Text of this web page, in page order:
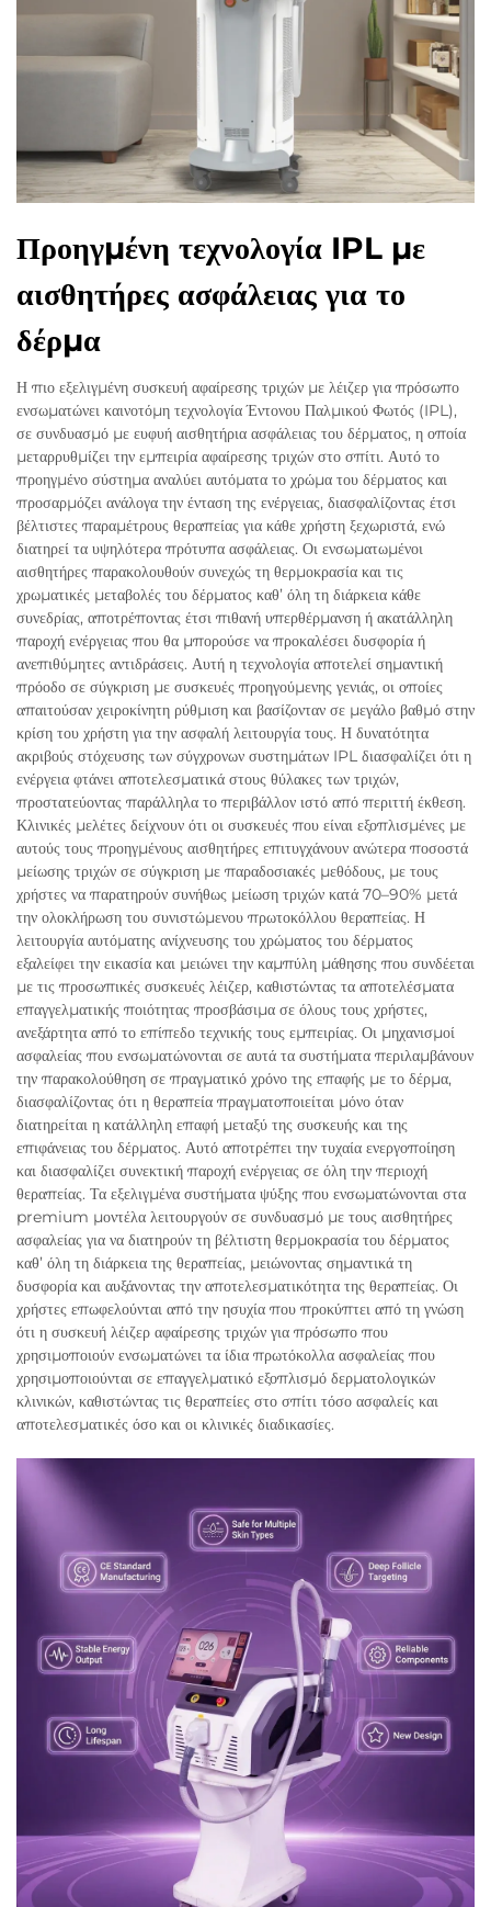
Προηγμένη τεχνολογία IPL με
αισθητήρες ασφάλειας για το
δέρμα
Η πιο εξελιγμένη συσκευή αφαίρεσης τριχών με λέιζερ για πρόσωπο
ενσωματώνει καινοτόμη τεχνολογία Έντονου Παλμικού Φωτός (IPL),
σε συνδυασμό με ευφυή αισθητήρια ασφάλειας του δέρματος, η οποία
μεταρρυθμίζει την εμπειρία αφαίρεσης τριχών στο σπίτι. Αυτό το
προηγμένο σύστημα αναλύει αυτόματα το χρώμα του δέρματος και
προσαρμόζει ανάλογα την ένταση της ενέργειας, διασφαλίζοντας έτσι
βέλτιστες παραμέτρους θεραπείας για κάθε χρήστη ξεχωριστά, ενώ
διατηρεί τα υψηλότερα πρότυπα ασφάλειας. Οι ενσωματωμένοι
αισθητήρες παρακολουθούν συνεχώς τη θερμοκρασία και τις
χρωματικές μεταβολές του δέρματος καθ’ όλη τη διάρκεια κάθε
συνεδρίας, αποτρέποντας έτσι πιθανή υπερθέρμανση ή ακατάλληλη
παροχή ενέργειας που θα μπορούσε να προκαλέσει δυσφορία ή
ανεπιθύμητες αντιδράσεις. Αυτή η τεχνολογία αποτελεί σημαντική
πρόοδο σε σύγκριση με συσκευές προηγούμενης γενιάς, οι οποίες
απαιτούσαν χειροκίνητη ρύθμιση και βασίζονταν σε μεγάλο βαθμό στην
κρίση του χρήστη για την ασφαλή λειτουργία τους. Η δυνατότητα
ακριβούς στόχευσης των σύγχρονων συστημάτων IPL διασφαλίζει ότι η
ενέργεια φτάνει αποτελεσματικά στους θύλακες των τριχών,
προστατεύοντας παράλληλα το περιβάλλον ιστό από περιττή έκθεση.
Κλινικές μελέτες δείχνουν ότι οι συσκευές που είναι εξοπλισμένες με
αυτούς τους προηγμένους αισθητήρες επιτυγχάνουν ανώτερα ποσοστά
μείωσης τριχών σε σύγκριση με παραδοσιακές μεθόδους, με τους
χρήστες να παρατηρούν συνήθως μείωση τριχών κατά 70–90% μετά
την ολοκλήρωση του συνιστώμενου πρωτοκόλλου θεραπείας. Η
λειτουργία αυτόματης ανίχνευσης του χρώματος του δέρματος
εξαλείφει την εικασία και μειώνει την καμπύλη μάθησης που συνδέεται
με τις προσωπικές συσκευές λέιζερ, καθιστώντας τα αποτελέσματα
επαγγελματικής ποιότητας προσβάσιμα σε όλους τους χρήστες,
ανεξάρτητα από το επίπεδο τεχνικής τους εμπειρίας. Οι μηχανισμοί
ασφαλείας που ενσωματώνονται σε αυτά τα συστήματα περιλαμβάνουν
την παρακολούθηση σε πραγματικό χρόνο της επαφής με το δέρμα,
διασφαλίζοντας ότι η θεραπεία πραγματοποιείται μόνο όταν
διατηρείται η κατάλληλη επαφή μεταξύ της συσκευής και της
επιφάνειας του δέρματος. Αυτό αποτρέπει την τυχαία ενεργοποίηση
και διασφαλίζει συνεκτική παροχή ενέργειας σε όλη την περιοχή
θεραπείας. Τα εξελιγμένα συστήματα ψύξης που ενσωματώνονται στα
premium μοντέλα λειτουργούν σε συνδυασμό με τους αισθητήρες
ασφαλείας για να διατηρούν τη βέλτιστη θερμοκρασία του δέρματος
καθ’ όλη τη διάρκεια της θεραπείας, μειώνοντας σημαντικά τη
δυσφορία και αυξάνοντας την αποτελεσματικότητα της θεραπείας. Οι
χρήστες επωφελούνται από την ησυχία που προκύπτει από τη γνώση
ότι η συσκευή λέιζερ αφαίρεσης τριχών για πρόσωπο που
χρησιμοποιούν ενσωματώνει τα ίδια πρωτόκολλα ασφαλείας που
χρησιμοποιούνται σε επαγγελματικό εξοπλισμό δερματολογικών
κλινικών, καθιστώντας τις θεραπείες στο σπίτι τόσο ασφαλείς και
αποτελεσματικές όσο και οι κλινικές διαδικασίες.